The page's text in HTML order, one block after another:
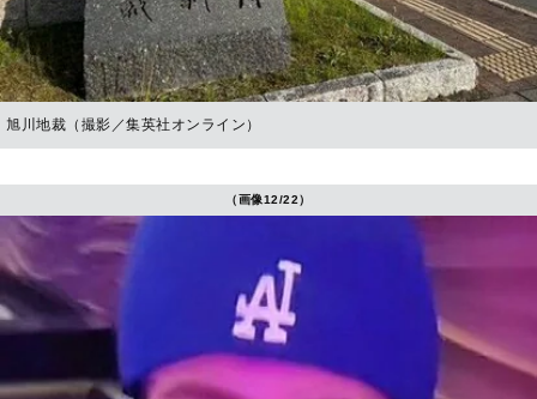
旭川地裁（撮影／集英社オンライン）
（画像12/22）